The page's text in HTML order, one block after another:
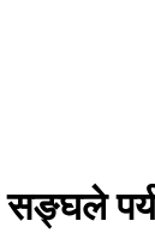
सङ्घले